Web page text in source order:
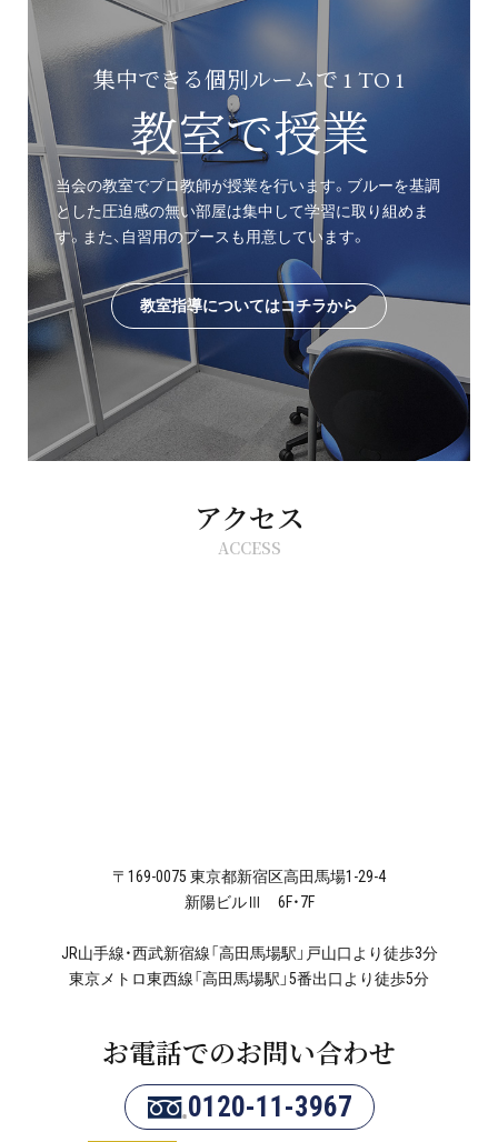
集中できる個別ルームで 1 TO 1
教室で授業
当会の教室でプロ教師が授業を行います。ブルーを基調
とした圧迫感の無い部屋は集中して学習に取り組めま
す。また、自習用のブースも用意しています。
教室指導についてはコチラから
アクセス
ACCESS
〒169-0075 東京都新宿区高田馬場1-29-4
新陽ビルⅢ 6F・7F
JR山手線・西武新宿線「高田馬場駅」戸山口より徒歩3分
東京メトロ東西線「高田馬場駅」5番出口より徒歩5分
お電話でのお問い合わせ
0120-11-3967